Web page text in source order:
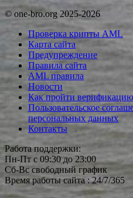
© one-bro.org 2025-2026
Проверка крипты AML
Карта сайта
Предупреждение
Правила сайта
AML правила
Новости
Как пройти
Пользовательское
персональных данных
Контакты
Работа поддержки:
Пн-Пт с 09:30 до 23:00
Сб-Вс свободный график
Время работы сайта : 24/7/365